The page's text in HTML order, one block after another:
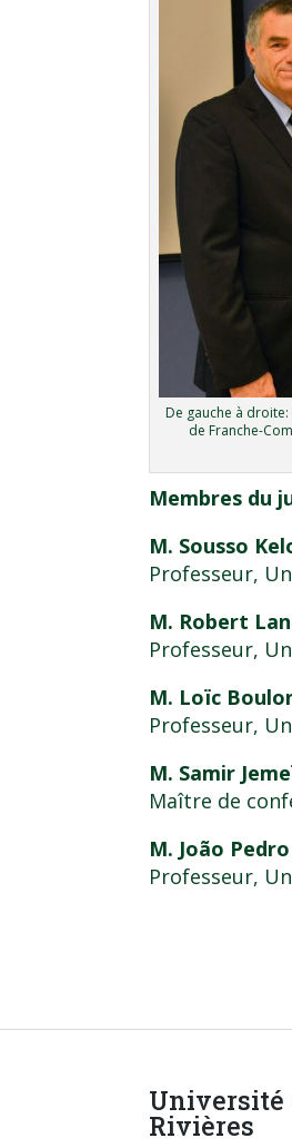
De gauche à droite:
de Franche-
Membres du
M. Sousso
Professeur,
M. Robert
Professeur,
M. Loïc
Professeur,
M. Samir
Maître de
M. João
Professeur,
Université
Rivières